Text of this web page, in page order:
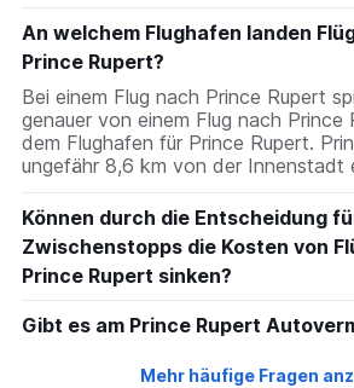
chart
has
1
axis
displaying
values.
Range:
0
to
15.
An welchem Flughafen landen
Prince Rupert?
Bei einem Flug nach Prince Rupert
genauer von einem Flug nach Prince
dem Flughafen für Prince Rupert.
ungefähr 8,6 km von der Innenstadt
Können durch die Entscheidung
Zwischenstopps die Kosten von
Prince Rupert sinken?
Gibt es am Prince Rupert
Mehr häufige Fragen